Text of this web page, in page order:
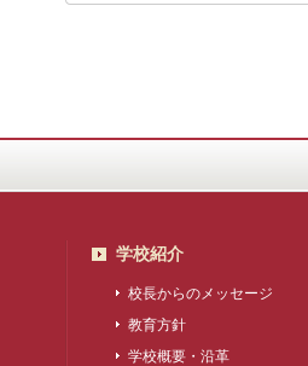
学校紹介
校長からのメッセージ
教育方針
学校概要・沿革